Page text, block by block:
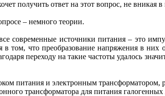
получить ответ на этот вопрос, не
– немного теории.
современные источники питания – это
том, что преобразование напряжения в них
переходу на такие частоты удалось
питания и электронным трансформатором,
трансформатора для питания